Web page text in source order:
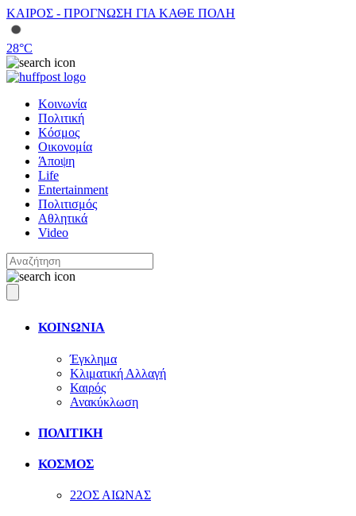
ΚΑΙΡΟΣ - ΠΡΟΓΝΩΣΗ ΓΙΑ ΚΑΘΕ ΠΟΛΗ
28°C
Κοινωνία
Πολιτική
Κόσμος
Οικονομία
Άποψη
Life
Entertainment
Πολιτισμός
Αθλητικά
Video
ΚΟΙΝΩΝΙΑ
Έγκλημα
Κλιματική Αλλαγή
Καιρός
Ανακύκλωση
ΠΟΛΙΤΙΚΗ
ΚΟΣΜΟΣ
22ΟΣ ΑΙΩΝΑΣ